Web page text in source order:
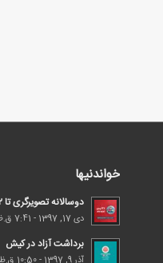
خواندنیها
دوسالانه تصویرگری تا ۱۲ بهمن تمدید شد
دی 17, 1397 - 7:41 ق.ظ
برداشت آزاد در کیش